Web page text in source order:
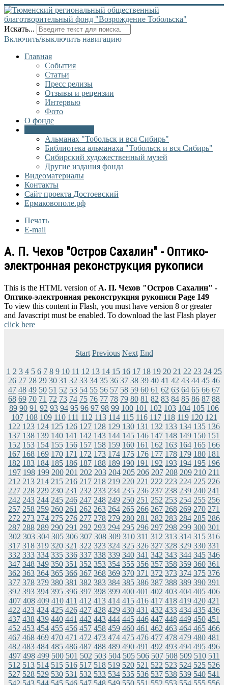
Искать...
Включить/выключить навигацию
Главная
События
Статьи
Пресс релизы
Отзывы и рецензии
Интервью
Фото
О фонде
Альманах "Тобольск и вся Сибирь"
Библиотека альманаха "Тобольск и вся Сибирь"
Сибирский художественный музей
Другие издания фонда
Видеоматериалы
Контакты
Сайт проекта Достоевский
Ермаковополе.рф
Печать
E-mail
А. П. Чехов "Остров Сахалин" - Оптико-
электронная реконструкция рукописи
This is the HTML version of А. П. Чехов "Остров Сахалин" -
Оптико-электронная реконструкция рукописи Page 149
To view this content in Flash, you must have version 8 or greater
and Javascript must be enabled. To download the last Flash player
click here
Start Previous Next End
1 2 3 4 5 6 7 8 9 10 11 12 13 14 15 16 17 18 19 20 21 22 23 24 25
26 27 28 29 30 31 32 33 34 35 36 37 38 39 40 41 42 43 44 45 46
47 48 49 50 51 52 53 54 55 56 57 58 59 60 61 62 63 64 65 66 67
68 69 70 71 72 73 74 75 76 77 78 79 80 81 82 83 84 85 86 87 88
89 90 91 92 93 94 95 96 97 98 99 100 101 102 103 104 105 106
107 108 109 110 111 112 113 114 115 116 117 118 119 120 121
122 123 124 125 126 127 128 129 130 131 132 133 134 135 136
137 138 139 140 141 142 143 144 145 146 147 148 149 150 151
152 153 154 155 156 157 158 159 160 161 162 163 164 165 166
167 168 169 170 171 172 173 174 175 176 177 178 179 180 181
182 183 184 185 186 187 188 189 190 191 192 193 194 195 196
197 198 199 200 201 202 203 204 205 206 207 208 209 210 211
212 213 214 215 216 217 218 219 220 221 222 223 224 225 226
227 228 229 230 231 232 233 234 235 236 237 238 239 240 241
242 243 244 245 246 247 248 249 250 251 252 253 254 255 256
257 258 259 260 261 262 263 264 265 266 267 268 269 270 271
272 273 274 275 276 277 278 279 280 281 282 283 284 285 286
287 288 289 290 291 292 293 294 295 296 297 298 299 300 301
302 303 304 305 306 307 308 309 310 311 312 313 314 315 316
317 318 319 320 321 322 323 324 325 326 327 328 329 330 331
332 333 334 335 336 337 338 339 340 341 342 343 344 345 346
347 348 349 350 351 352 353 354 355 356 357 358 359 360 361
362 363 364 365 366 367 368 369 370 371 372 373 374 375 376
377 378 379 380 381 382 383 384 385 386 387 388 389 390 391
392 393 394 395 396 397 398 399 400 401 402 403 404 405 406
407 408 409 410 411 412 413 414 415 416 417 418 419 420 421
422 423 424 425 426 427 428 429 430 431 432 433 434 435 436
437 438 439 440 441 442 443 444 445 446 447 448 449 450 451
452 453 454 455 456 457 458 459 460 461 462 463 464 465 466
467 468 469 470 471 472 473 474 475 476 477 478 479 480 481
482 483 484 485 486 487 488 489 490 491 492 493 494 495 496
497 498 499 500 501 502 503 504 505 506 507 508 509 510 511
512 513 514 515 516 517 518 519 520 521 522 523 524 525 526
527 528 529 530 531 532 533 534 535 536 537 538 539 540 541
542 543 544 545 546 547 548 549 550 551 552 553 554 555 556